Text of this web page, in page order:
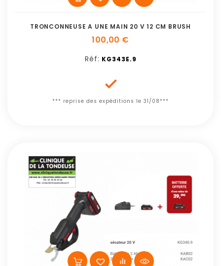
TRONCONNEUSE A UNE MAIN 20 V 12 CM BRUSH
100,00 €
Réf: KG343E.9

*** reprise des expéditions le 31/08***